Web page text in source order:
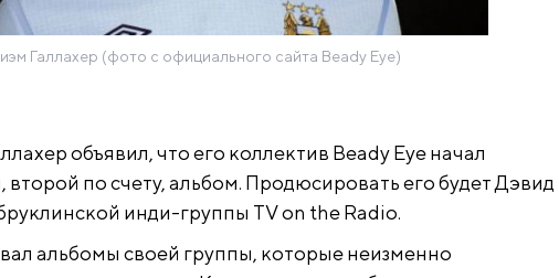
Галлахер (фото с официального сайта Beady Eye)
объявил, что его коллектив Beady Eye начал
второй по счету, альбом. Продюсировать его будет Дэвид
инди-группы TV on the Radio.
альбомы своей группы, которые неизменно